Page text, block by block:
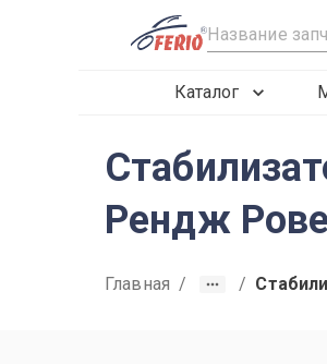
R
Каталог
Рендж
Главная / /